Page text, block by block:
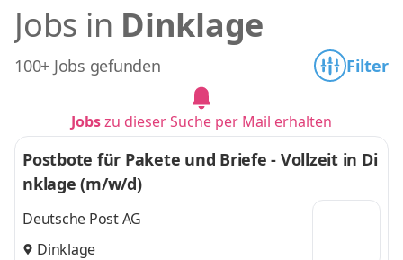
Jobs in Dinklage
100+ Jobs gefunden Filter
Jobszu dieser Suche per Mail erhalten
Postbote für Pakete und Briefe - Vollzeit in Di
nklage (m/w/d)
Deutsche Post AG
Dinklage